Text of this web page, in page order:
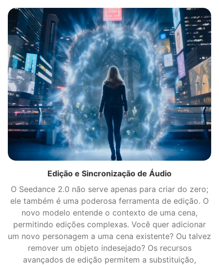
Edição e Sincronização de Áudio
O Seedance 2.0 não serve apenas para criar do zero;
ele também é uma poderosa ferramenta de edição. O
novo modelo entende o contexto de uma cena,
permitindo edições complexas. Você quer adicionar
um novo personagem a uma cena existente? Ou talvez
remover um objeto indesejado? Os recursos
avançados de edição permitem a substituição,